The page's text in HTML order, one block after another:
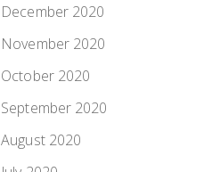
December 2020
November 2020
October 2020
September 2020
August 2020